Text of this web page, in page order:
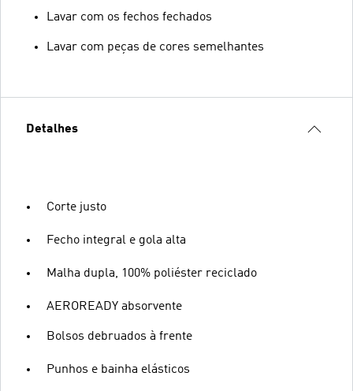
Lavar com os fechos fechados
Lavar com peças de cores semelhantes
Detalhes
Corte justo
Fecho integral e gola alta
Malha dupla, 100% poliéster reciclado
AEROREADY absorvente
Bolsos debruados à frente
Punhos e bainha elásticos